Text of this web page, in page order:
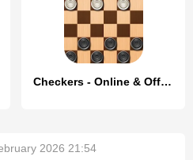
Checkers - Online & Offline
2026 21:54